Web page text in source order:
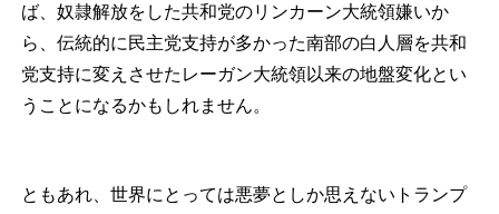
ば、奴隷解放をした共和党のリンカーン大統領嫌いか
ら、伝統的に民主党支持が多かった南部の白人層を共和
党支持に変えさせたレーガン大統領以来の地盤変化とい
うことになるかもしれません。
ともあれ、世界にとっては悪夢としか思えないトランプ